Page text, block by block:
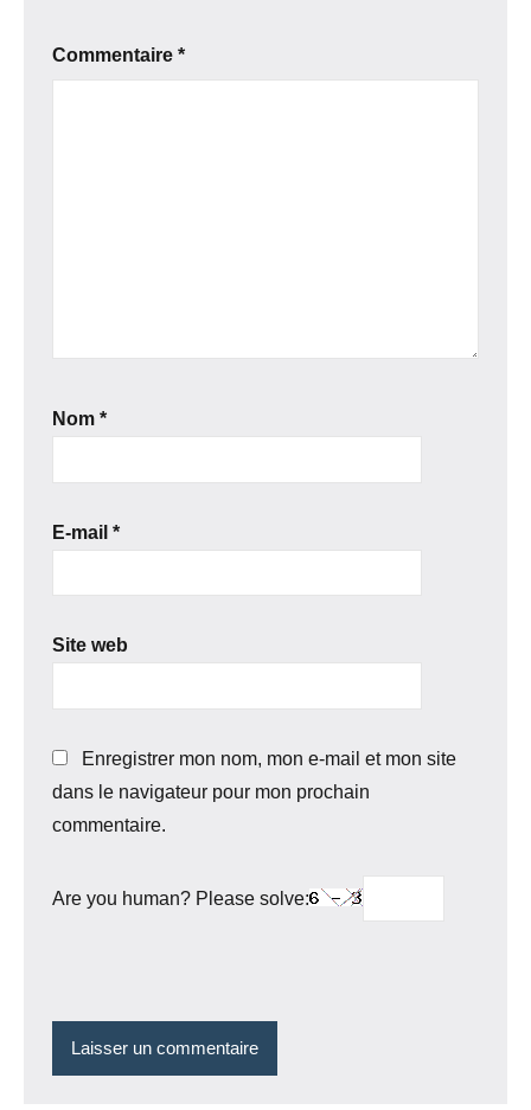
Commentaire *
Nom *
E-mail *
Site web
Enregistrer mon nom, mon e-mail et mon site
dans le navigateur pour mon prochain
commentaire.
Are you human? Please solve: